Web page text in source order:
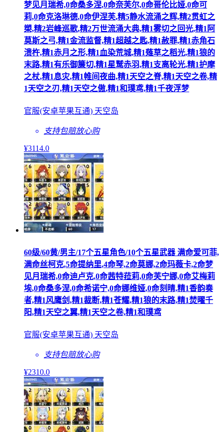
梦见月瑞希,0命桑多涅,0命奈芙尔,0命哥伦比娅,0命可
莉,0命克洛琳德,0命伊涅芙,精5静水流涌之辉,精2贯虹之
槊,精2岩峰巡歌,精2万世流涌大典,精1雾切之回光,精1阿
莫斯之弓,精1金流监督,精1超越之匙,精1赦罪,精1赤角石
溃杵,精1赤月之形,精1血染荒城,精1薙草之稻光,精1狼的
末路,精1有乐御簾切,精1星鹫赤羽,精1支离轮光,精1护摩
之杖,精1息灾,精1帷间夜曲,精1天空之脊,精1天空之卷,精
1天空之刃,精1天空之傲,精1和璞鸢,精1千夜浮梦
官服(安卓苹果互通) 天空岛
支持包赔放心购
¥3114.0
60级/60黄/男主/17个五星角色/10个五星武器 满命爱可菲,
满命丝柯克,5命提纳里,4命琴,2命莫娜,2命玛薇卡,2命梦
见月瑞希,0命迪卢克,0命茜特菈莉,0命芙宁娜,0命艾梅莉
埃,0命桑多涅,0命希诺宁,0命娜维娅,0命刻晴,精1香韵奏
者,精1风鹰剑,精1裁断,精1苍耀,精1狼的末路,精1焚曜千
阳,精1天空之翼,精1天空之卷,精1和璞鸢
官服(安卓苹果互通) 天空岛
支持包赔放心购
¥2310.0